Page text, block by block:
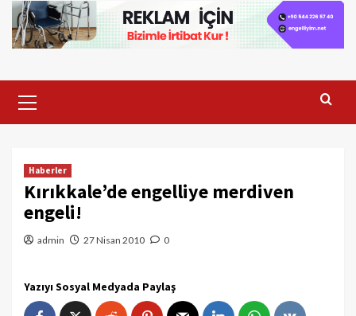
Menu
Haberler
Kırıkkale’de engelliye merdiven
engeli!
admin 27 Nisan 2010 0
Yazıyı Sosyal Medyada Paylaş